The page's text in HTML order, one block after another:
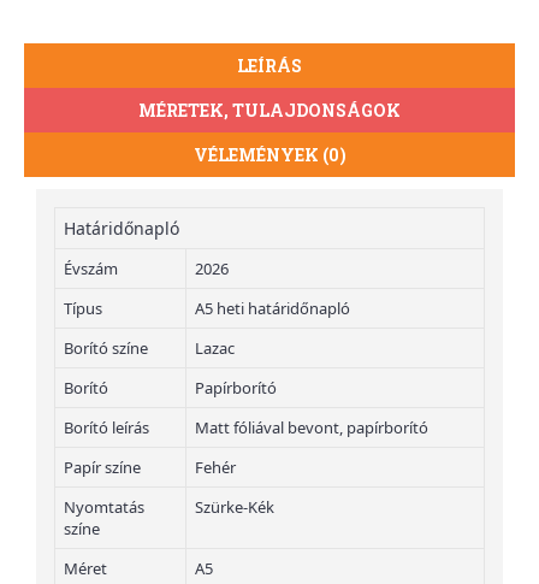
LEÍRÁS
MÉRETEK, TULAJDONSÁGOK
VÉLEMÉNYEK (0)
Határidőnapló
Évszám
2026
Típus
A5 heti határidőnapló
Borító színe
Lazac
Borító
Papírborító
Borító leírás
Matt fóliával bevont, papírborító
Papír színe
Fehér
Nyomtatás
színe
Szürke-Kék
Méret
A5